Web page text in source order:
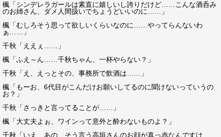
楓「シンデレラガールは素直に嬉しいし誇りだけど……こんな酒呑み
のお姉さん、ダメ人間扱いでちょうどいいのに……」
楓「むしろそう思って欲しいくらいなのに……やってらんないわ
ぁ……」
千秋「ええぇ……」
楓「ふえ～ん……千秋ちゃん、一杯やらない？」
千秋「え、えっとその、事務所で飲酒は……」
楓「もーお、6代目がこんだけお願いしてるのに聞けないっていうの
お？」
千秋「さっきと言ってることが……」
楓「大丈夫よぉ、ワインって意外と酔わないものよ？」
千秋「いえ、あの、そう言う高垣さんのお顔が真っ赤なんですけ